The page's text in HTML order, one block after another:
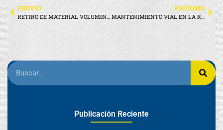
PREVIO
RETIRO DE MATERIAL VOLUMINOSO EN EL BARRIO EL MIRADOR
PRÓXIMO
MANTENIMIENTO VIAL EN LA RUTA HACIA TOMÁS DE BERLANGA
Publicación Reciente